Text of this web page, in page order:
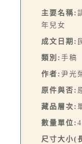
主要名稱:
年兒女
成文日期:
類別: 手稿
作者: 尹光
原件與否:
藏品層次:
數量單位:
尺寸大小(